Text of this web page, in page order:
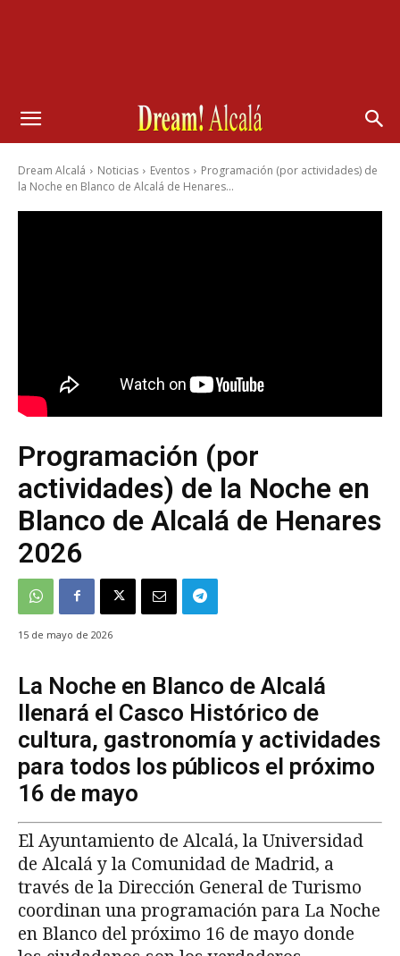
Dream Alcalá Noticias Eventos
Programación (por actividades) de
la Noche en Blanco de Alcalá de Henares...
Programación (por
actividades) de la Noche en
Blanco de Alcalá de Henares
2026
15 de mayo de 2026
La Noche en Blanco de Alcalá
llenará el Casco Histórico de
cultura, gastronomía y actividades
para todos los públicos el próximo
16 de mayo
El Ayuntamiento de Alcalá, la Universidad
de Alcalá y la Comunidad de Madrid, a
través de la Dirección General de Turismo
coordinan una programación para La Noche
en Blanco del próximo 16 de mayo donde